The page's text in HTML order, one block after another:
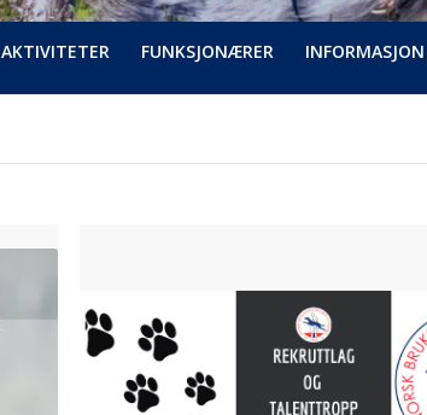
AKTIVITETER FUNKSJONÆRER INFORMASJON